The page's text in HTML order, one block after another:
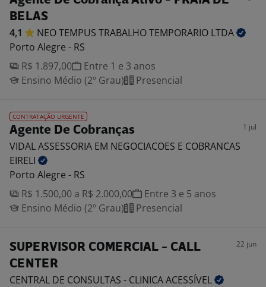
BELAS
4,1 NEO TEMPUS TRABALHO TEMPORARIO LTDA
Porto Alegre - RS
R$ 1.897,00
Entre 1 e 3 anos
Ensino Médio (2º Grau)
Presencial
CONTRATAÇÃO URGENTE
Agente De Cobranças 1 jul
VIDAL ASSESSORIA EM NEGOCIACOES E COBRANCAS
EIRELI
Porto Alegre - RS
R$ 1.500,00 a R$ 2.000,00
Entre 3 e 5 anos
Ensino Médio (2º Grau)
Presencial
SUPERVISOR COMERCIAL - CALL
CENTER
22 jun
CENTRAL DE CONSULTAS - CLINICAACESSÍVEL